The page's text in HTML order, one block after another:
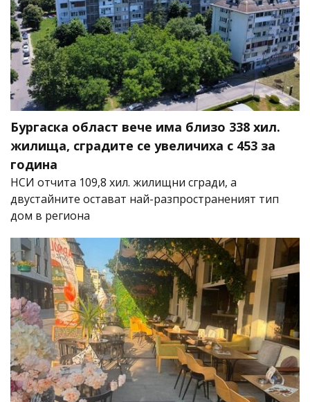
Бургаска област вече има близо 338 хил.
жилища, сградите се увеличиха с 453 за
година
НСИ отчита 109,8 хил. жилищни сгради, а
двустайните остават най-разпространеният тип
дом в региона